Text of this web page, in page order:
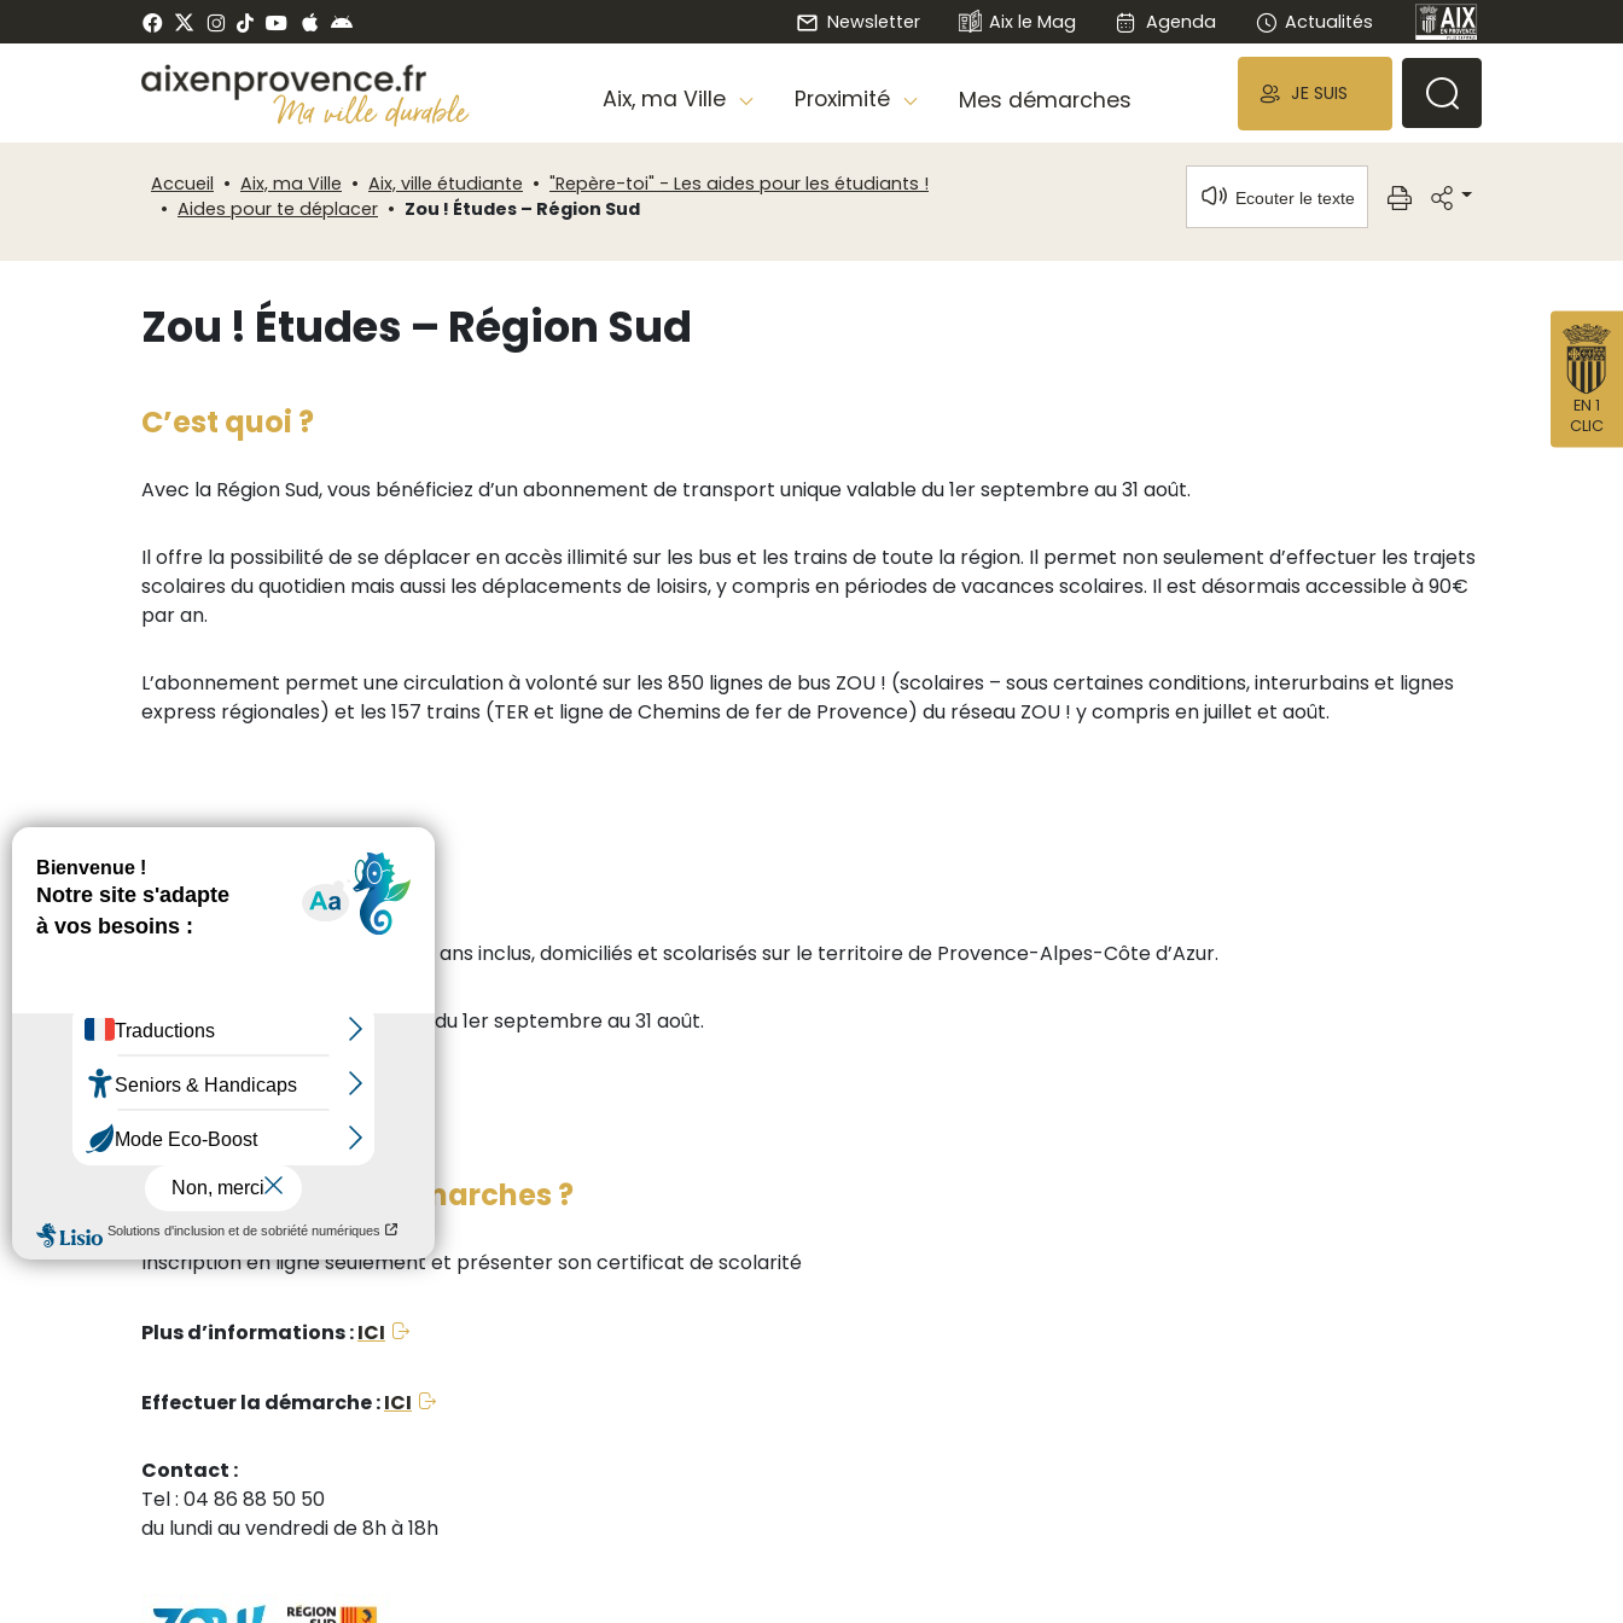
Newsletter Aix le Mag Agenda Actualités
Aix, ma Ville Proximité Mes démarches JE SUIS
Accueil Aix, ma Ville Aix, ville étudiante
"Repère-toi" - Les aides pour les étudiants !
Aides pour te déplacer
Zou ! Études – Région Sud Ecouter le texte
Zou ! Études – Région Sud
C’est quoi ?
Avec la Région Sud, vous bénéficiez d’un abonnement de transport unique valable du 1er septembre au 31 août.
Il offre la possibilité de se déplacer en accès illimité sur les bus et les trains de toute la région. Il permet non seulement d’effectuer les trajets
scolaires du quotidien mais aussi les déplacements de loisirs, y compris en périodes de vacances scolaires. Il est désormais accessible à 90€
par an.
L’abonnement permet une circulation à volonté sur les 850 lignes de bus ZOU ! (scolaires – sous certaines conditions, interurbains et lignes
express régionales) et les 157 trains (TER et ligne de Chemins de fer de Provence) du réseau ZOU ! y compris en juillet et août.
Pour qui ?
Vous devez être âgés de 3 à 25 ans inclus, domiciliés et scolarisés sur le territoire de Provence-Alpes-Côte d’Azur.
L’abonnement est valable 1 an du 1er septembre au 31 août.
Quelles sont les démarches ?
Inscription en ligne seulement et présenter son certificat de scolarité
Plus d’informations :ICI
Effectuer la démarche :ICI
Contact :
Tel : 04 86 88 50 50
du lundi au vendredi de 8h à 18h
EN 1
CLIC
de
Panneau de gestion des cookies